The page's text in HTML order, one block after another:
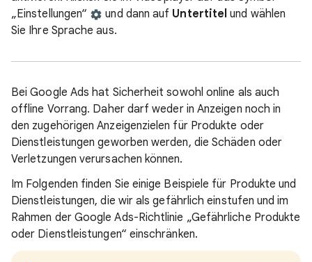
„Einstellungen“
und dann auf Untertitel und wählen
Sie Ihre Sprache aus.
Bei Google Ads hat Sicherheit sowohl online als auch
offline Vorrang. Daher darf weder in Anzeigen noch in
den zugehörigen Anzeigenzielen für Produkte oder
Dienstleistungen geworben werden, die Schäden oder
Verletzungen verursachen können.
Im Folgenden finden Sie einige Beispiele für Produkte und
Dienstleistungen, die wir als gefährlich einstufen und im
Rahmen der Google Ads-Richtlinie „Gefährliche Produkte
oder Dienstleistungen“ einschränken.